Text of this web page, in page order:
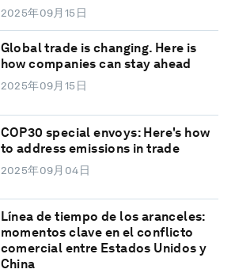
2025年09月15日
Global trade is changing. Here is
how companies can stay ahead
2025年09月15日
COP30 special envoys: Here's how
to address emissions in trade
2025年09月04日
Línea de tiempo de los aranceles:
momentos clave en el conflicto
comercial entre Estados Unidos y
China